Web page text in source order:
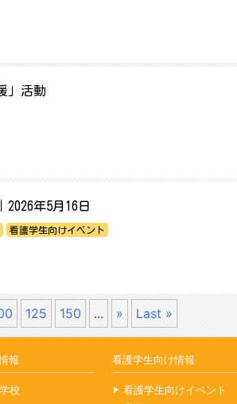
」活動
年5月16日
看護学生向けイベント
125 150 ... » Last »
報
校
看護学生向け情報
看護学生向けイベント